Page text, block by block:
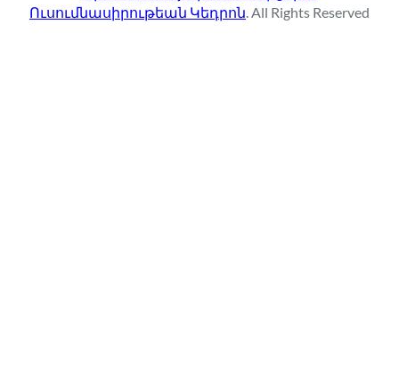
Ուսումնասիրութեան Կեդրոն. All Rights Reserved